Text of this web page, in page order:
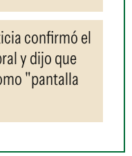
confirmó el
y dijo que
"pantalla